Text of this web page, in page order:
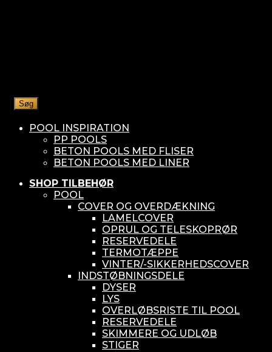
Søg
POOL INSPIRATION
PP POOLS
BETON POOLS MED FLISER
BETON POOLS MED LINER
SHOP TILBEHØR
POOL
COVER OG OVERDÆKNING
LAMELCOVER
OPRUL OG TELESKOPRØR
RESERVEDELE
TERMOTÆPPE
VINTER/-SIKKERHEDSCOVER
INDSTØBNINGSDELE
DYSER
LYS
OVERLØBSRISTE TIL POOL
RESERVEDELE
SKIMMERE OG UDLØB
STIGER